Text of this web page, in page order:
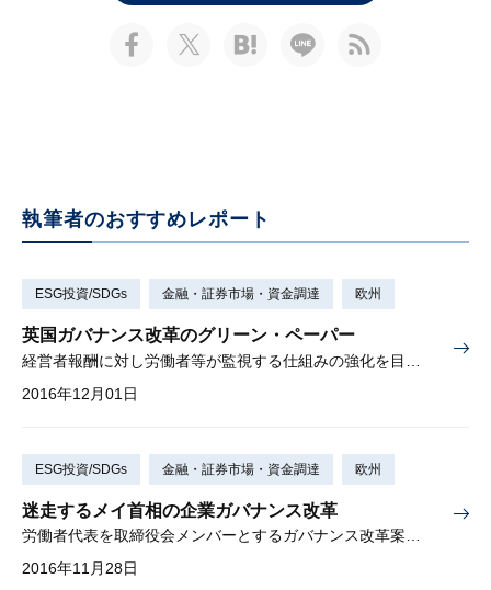
執筆者のおすすめレポート
ESG投資/SDGs 金融・証券市場・資金調達 欧州
英国ガバナンス改革のグリーン・ペーパー
2016年12月01日
ESG投資/SDGs 金融・証券市場・資金調達 欧州
迷走するメイ首相の企業ガバナンス改革
労働者代表を取締役会メンバーとするガバナンス改革案を撤回
2016年11月28日